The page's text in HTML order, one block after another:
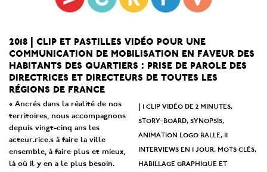
2018 | clip et pastilles vidéo pour une
communication de mobilisation en faveur des
habitants des quartiers : prise de parole des
directrices et directeurs de toutes les
régions de france
« Ancrés dans la réalité de nos
territoires, nous accompagnons
depuis vingt-cinq ans les
acteur.rice.s à faire la ville
ensemble, à faire plus et mieux,
là où il y en a le plus besoin.
1 clip vidéo de 2 minutes,
story-board, synopsis,
animation logo balle, 11
interviews en 1 jour, mots clés,
habillage graphique et